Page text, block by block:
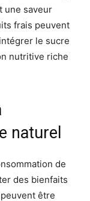
une saveur
frais peuvent
le sucre
nutritive riche
naturel
de
des bienfaits
être